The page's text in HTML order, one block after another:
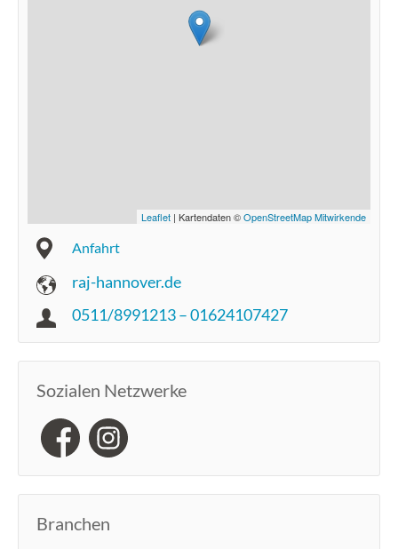
Leaflet | Kartendaten ©OpenStreetMap Mitwirkende
Anfahrt
raj-hannover.de
0511/8991213 – 01624107427
Sozialen Netzwerke
Branchen